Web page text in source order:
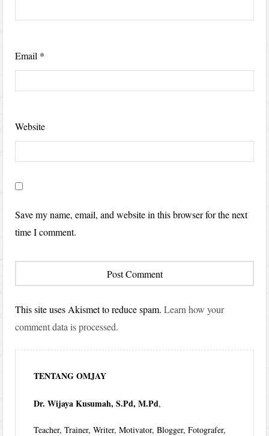
Email *
Website
Save my name, email, and website in this browser for the next
time I comment.
This site uses Akismet to reduce spam.Learn how your
comment data is processed.
TENTANG OMJAY
Dr. Wijaya Kusumah, S.Pd, M.Pd,
Teacher, Trainer, Writer, Motivator, Blogger, Fotografer,